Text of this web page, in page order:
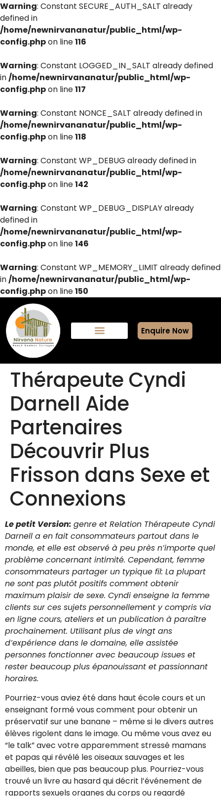
Warning: Constant SECURE_AUTH_SALT already
defined in
/home/newnirvananatur/public_html/wp-
config.phpon line116
Warning: Constant LOGGED_IN_SALT already defined
in/home/newnirvananatur/public_html/wp-
config.phpon line117
Warning: Constant NONCE_SALT already defined in
/home/newnirvananatur/public_html/wp-
config.phpon line118
Warning: Constant WP_DEBUG already defined in
/home/newnirvananatur/public_html/wp-
config.phpon line142
Warning: Constant WP_DEBUG_DISPLAY already
defined in
/home/newnirvananatur/public_html/wp-
config.phpon line146
Warning: Constant WP_MEMORY_LIMIT already defined
in/home/newnirvananatur/public_html/wp-
config.phpon line150
Enquire Now
Thérapeute Cyndi
Darnell Aide
Partenaires
Découvrir Plus
Frisson dans Sexe et
Connexions
Le petit Version: genre et Relation Thérapeute Cyndi
Darnell a en fait consommateurs partout dans le
monde, et elle est observé à peu près n’importe quel
problème concernant intimité. Cependant, femme
consommateurs partager un typique fil: La plupart
ne sont pas plutôt positifs comment obtenir
maximum plaisir de sexe. Cyndi enseigne la femme
clients sur ces sujets personnellement y compris via
en ligne cours, ateliers et un publication à paraître
prochainement. Utilisant plus de vingt ans
d’expérience dans le domaine, elle assistée
personnes fonctionner avec beaucoup issues et
rester beaucoup plus épanouissant et passionnant
horaires.
Pourriez-vous aviez été dans haut école cours et un
enseignant formé vous comment pour obtenir un
préservatif sur une banane – même si le divers autres
élèves rigolent dans le image. Ou même vous avez eu
“le talk” avec votre apparemment stressé mamans
et papas qui révélé les oiseaux sauvages et les
abeilles, bien que pas beaucoup plus. Pourriez-vous
trouvé un livre au hasard qui décrit l’événement de
rapports sexuels organes du corps ou regardé